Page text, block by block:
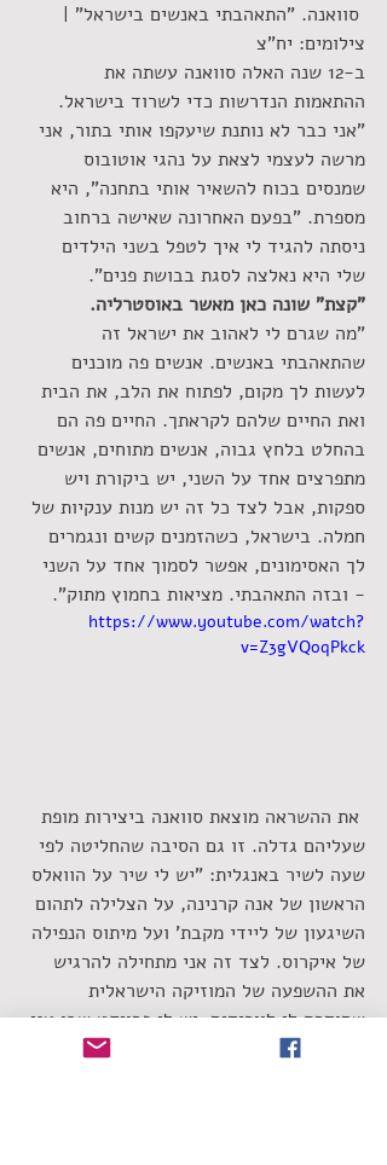
סוואנה. "התאהבתי באנשים בישראל" |
צילומים: יח"צ
ב-12 שנה האלה סוואנה עשתה את
ההתאמות הנדרשות כדי לשרוד בישראל.
"אני כבר לא נותנת שיעקפו אותי בתור, אני
מרשה לעצמי לצאת על נהגי אוטובוס
שמנסים בכוח להשאיר אותי בתחנה", היא
מספרת. "בפעם האחרונה שאישה ברחוב
ניסתה להגיד לי איך לטפל בשני הילדים
שלי היא נאלצה לסגת בבושת פנים".
"קצת" שונה כאן מאשר באוסטרליה.
"מה שגרם לי לאהוב את ישראל זה
שהתאהבתי באנשים. אנשים פה מוכנים
לעשות לך מקום, לפתוח את הלב, את הבית
ואת החיים שלהם לקראתך. החיים פה הם
בהחלט בלחץ גבוה, אנשים מתוחים, אנשים
מתפרצים אחד על השני, יש ביקורת ויש
ספקות, אבל לצד כל זה יש מנות ענקיות של
חמלה. בישראל, כשהזמנים קשים ונגמרים
לך האסימונים, אפשר לסמוך אחד על השני
- ובזה התאהבתי. מציאות בחמוץ מתוק".
https://www.youtube.com/watch?
v=Z3gVQoqPkck
את ההשראה מוצאת סוואנה ביצירות מופת
שעליהם גדלה. זו גם הסיבה שהחליטה לפי
שעה לשיר באנגלית: "יש לי שיר על הוואלס
הראשון של אנה קרנינה, על הצלילה לתהום
השיגעון של ליידי מקבת' ועל מיתוס הנפילה
של איקרוס. לצד זה אני מתחילה להרגיש
את ההשפעה של המוזיקה הישראלית
שחודרת לי לוורידים. יש לי פרויקט שבו אני
מתרגמת לאנגלית את נכסי הצאן והברזל של